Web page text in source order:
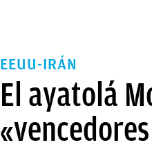
EEUU-IRÁN
El ayatolá